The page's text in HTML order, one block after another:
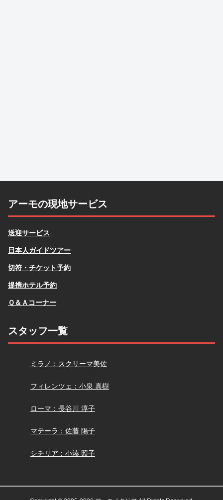
アーモの現地サービス
送迎サービス
日本人ガイドツアー
切符・チケット予約
提携ホテル予約
Ｑ＆Ａコーナー
スタッフ一覧
スクリーマ
ミラノ：スクリーマ美佐
小泉
フィレンツェ：小泉 真樹
長谷川
ローマ：長谷川 淳子
佐藤
マテーラ：佐藤 陽子
小湊
シチリア：小湊 照子